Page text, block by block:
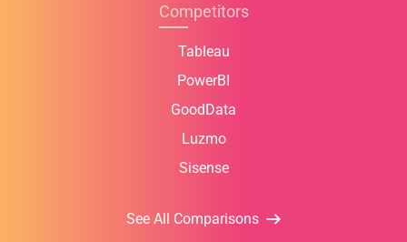
Competitors
Tableau
PowerBI
GoodData
Luzmo
Sisense
See All Comparisons